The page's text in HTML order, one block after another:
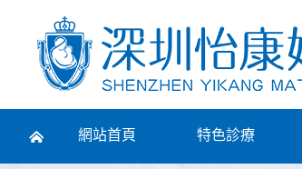
網站首頁 特色診療